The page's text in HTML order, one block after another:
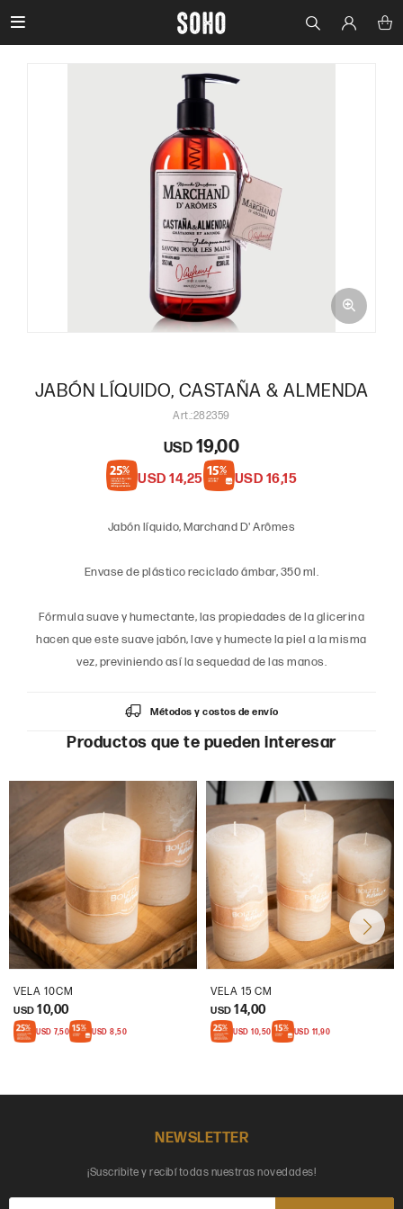

JABÓN LÍQUIDO, CASTAÑA & ALMENDA
282359
USD 19,00
USD 14,25 USD 16,15
Jabón líquido, Marchand D' Arômes
Envase de plástico reciclado ámbar, 350 ml.
Fórmula suave y humectante, las propiedades de la glicerina
hacen que este suave jabón, lave y humecte la piel a la misma
vez, previniendo así la sequedad de las manos.
Métodos y costos de envío
Productos que te pueden interesar
VELA 10CM
USD 10,00
USD 7,50 USD 8,50
VELA 15 CM
USD 14,00
USD 10,50 USD 11,90
NEWSLETTER
¡Suscribite y recibí todas nuestras novedades!